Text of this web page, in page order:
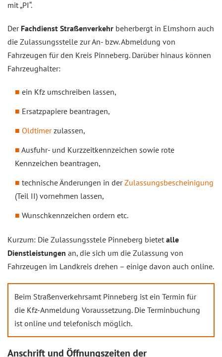
mit „PI“.
Der Fachdienst Straßenverkehr beherbergt in Elmshorn auch
die Zulassungsstelle zur An- bzw. Abmeldung von
Fahrzeugen für den Kreis Pinneberg. Darüber hinaus können
Fahrzeughalter:
ein Kfz umschreiben lassen,
Ersatzpapiere beantragen,
Oldtimerzulassen,
Ausfuhr- und Kurzzeitkennzeichen sowie rote
Kennzeichen beantragen,
technische Änderungen in derZulassungsbescheinigung
(Teil II) vornehmen lassen,
Wunschkennzeichen ordern etc.
Kurzum: Die Zulassungsstele Pinneberg bietet alle
Dienstleistungen an, die sich um die Zulassung von
Fahrzeugen im Landkreis drehen – einige davon auch online.
Beim Straßenverkehrsamt Pinneberg ist ein Termin für
die Kfz-Anmeldung Voraussetzung. Die Terminbuchung
ist online und telefonisch möglich.
Anschrift und Öffnungszeiten der